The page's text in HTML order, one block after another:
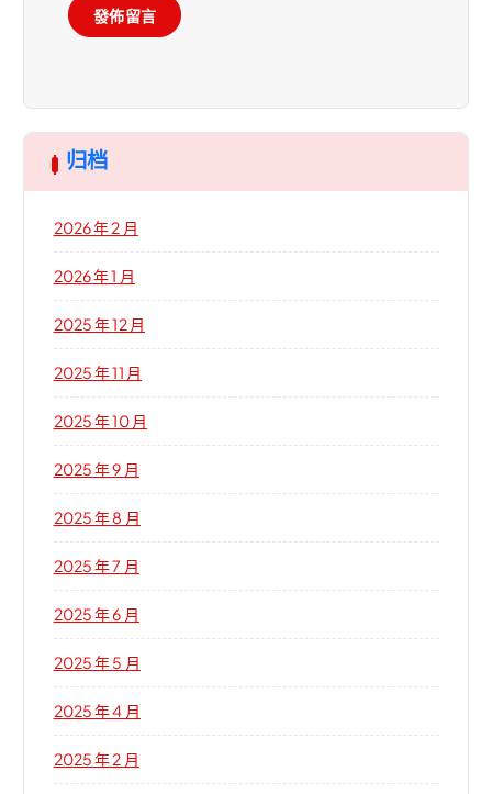
归档
2026 年 2 月
2026 年 1 月
2025 年 12 月
2025 年 11 月
2025 年 10 月
2025 年 9 月
2025 年 8 月
2025 年 7 月
2025 年 6 月
2025 年 5 月
2025 年 4 月
2025 年 2 月